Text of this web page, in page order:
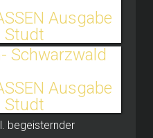
begeisternder